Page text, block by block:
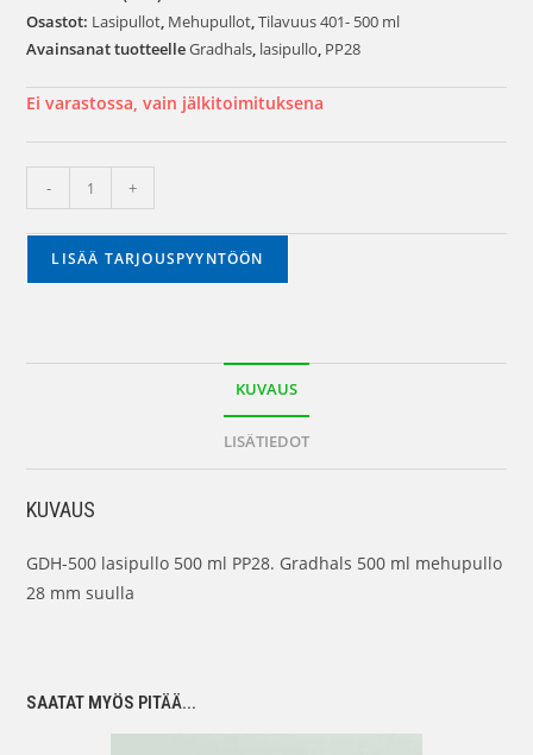
Osastot: Lasipullot, Mehupullot,Tilavuus 401- 500 ml
Avainsanat tuotteelleGradhals, lasipullo, PP28
Ei varastossa, vain jälkitoimituksena
- +
LISÄÄ TARJOUSPYYNTÖÖN
KUVAUS
LISÄTIEDOT
KUVAUS
GDH-500 lasipullo 500 ml PP28. Gradhals 500 ml mehupullo
28 mm suulla
SAATAT MYÖS PITÄÄ...